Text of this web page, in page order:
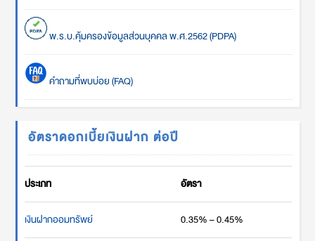
พ.ร.บ.คุ้มครองข้อมูลส่วนบุคคล พ.ศ.2562 (PDPA)
คำถามที่พบบ่อย (FAQ)
อัตราดอกเบี้ยเงินฝาก ต่อปี
ประเภท อัตรา
เงินฝากออมทรัพย์ 0.35% – 0.45%